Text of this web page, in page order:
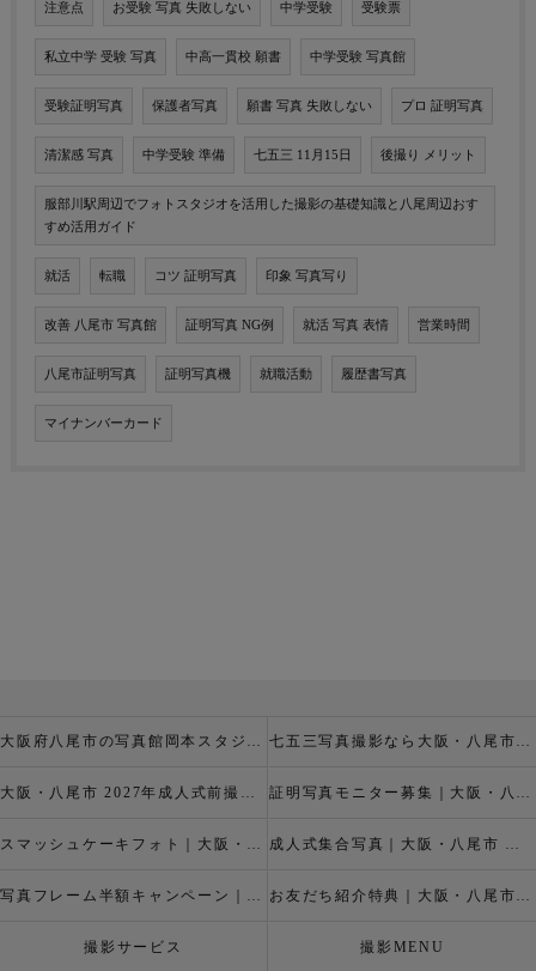
注意点 お受験 写真 失敗しない 中学受験 受験票
私立中学 受験 写真 中高一貫校 願書 中学受験 写真館
受験証明写真 保護者写真 願書 写真 失敗しない プロ 証明写真
清潔感 写真 中学受験 準備 七五三 11月15日 後撮り メリット
服部川駅周辺でフォトスタジオを活用した撮影の基礎知識と八尾周辺おす
すめ活用ガイド
就活 転職 コツ 証明写真 印象 写真写り
改善 八尾市 写真館 証明写真 NG例 就活 写真 表情 営業時間
八尾市証明写真 証明写真機 就職活動 履歴書写真
マイナンバーカード
大阪府八尾市の写真館岡本スタジオの撮影キャンペーン 七五三写真撮影なら大阪・八尾市 の岡本スタジオへ
大阪・八尾市 2027年成人式前撮り振袖写真撮影、成人振袖レンタルなら2026年成人前撮りキャペーン開催中の岡本スタジオへ 証明写真モニター募集｜大阪・八尾市 証明写真撮影なら岡本スタジオへ！証明写真モニターモデル募集中！
スマッシュケーキフォト｜大阪・八尾市 スマッシュケーキ写真撮影、ベビーフォト撮影は岡本スタジオへ 成人式集合写真｜大阪・八尾市 友達集合写真、成人式集合写真撮影なら岡本スタジオへ
写真フレーム半額キャンペーン｜大阪・八尾市 写真撮影なら半額割引キャペーン開催中の岡本スタジオへ お友だち紹介特典｜大阪・八尾市 記念写真撮影なら岡本スタジオへ
撮影サービス 撮影MENU